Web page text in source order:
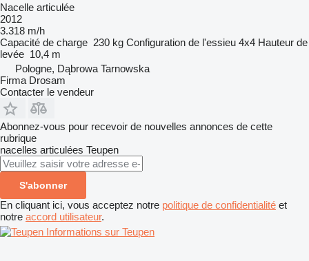
Nacelle articulée
2012
3.318 m/h
Capacité de charge 230 kg Configuration de l'essieu 4x4 Hauteur de
levée 10,4 m
Pologne, Dąbrowa Tarnowska
Firma Drosam
Contacter le vendeur
Abonnez-vous pour recevoir de nouvelles annonces de cette
rubrique
nacelles articulées Teupen
S'abonner
En cliquant ici, vous acceptez notre politique de confidentialité et
notre accord utilisateur.
Informations sur Teupen